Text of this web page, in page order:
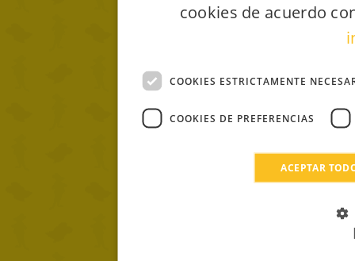
cookies de acuerdo
COOKIES ESTRICTAMENTE
COOKIES DE PREFERENCIAS
ACEPTAR